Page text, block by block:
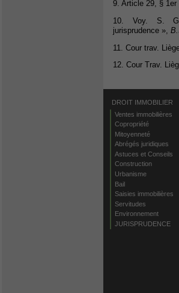
9. Article 29, § 1er
10. Voy. S.
jurisprudence »,
11. Cour trav.
12. Cour Trav.
DROIT IMMOBILIER
Ventes immobilières
Copropriété
Mitoyenneté
Abrégés juridiques
Astuces et Conseils
Construction
Urbanisme
Bail
Saisies immobilières
Servitudes
Environnement
JURISPRUDENCE